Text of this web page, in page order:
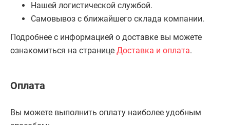
Нашей логистической службой.
Самовывоз с ближайшего склада компании.
Подробнее с информацией о доставке вы можете
ознакомиться на странице Доставка и оплата.
Оплата
Вы можете выполнить оплату наиболее удобным